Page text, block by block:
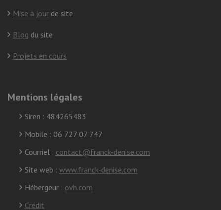
Mise à jour de site
Blog du site
Projets en cours
Mentions légales
Siren : 484265483
Mobile : 06 727 07 747
Courriel : contact@franck-denise.com
Site web : www.franck-denise.com
Hébergeur : ovh.com
Crédit